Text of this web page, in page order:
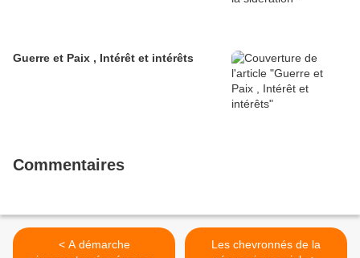
Guerre et Paix , Intérêt et intérêts
Commentaires
< A démarche
Les chevronnés de la